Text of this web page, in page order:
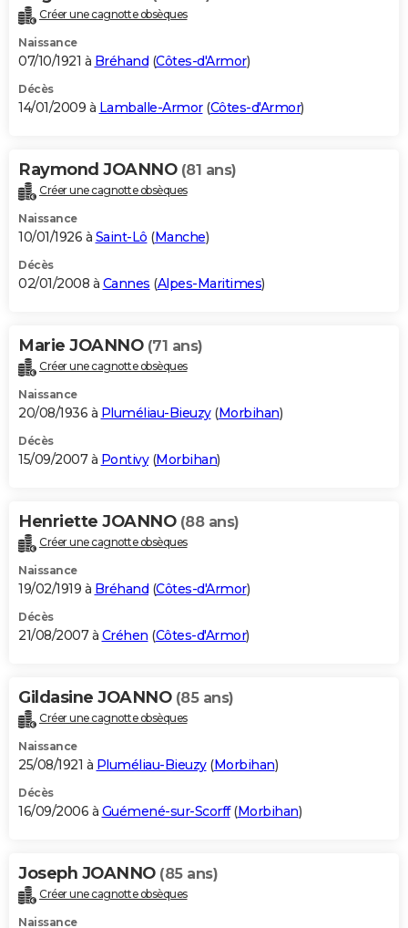
Créer une cagnotte obsèques
Naissance
07/10/1921 à Bréhand (Côtes-d'Armor)
Décès
14/01/2009 à Lamballe-Armor(Côtes-d'Armor)
Raymond JOANNO (81 ans)
Créer une cagnotte obsèques
Naissance
10/01/1926 à Saint-Lô (Manche)
Décès
02/01/2008 à Cannes (Alpes-Maritimes)
Marie JOANNO (71 ans)
Créer une cagnotte obsèques
Naissance
20/08/1936 à Pluméliau-Bieuzy(Morbihan)
Décès
15/09/2007 à Pontivy(Morbihan)
Henriette JOANNO (88 ans)
Créer une cagnotte obsèques
Naissance
19/02/1919 à Bréhand (Côtes-d'Armor)
Décès
21/08/2007 à Créhen (Côtes-d'Armor)
Gildasine JOANNO (85 ans)
Créer une cagnotte obsèques
Naissance
25/08/1921 à Pluméliau-Bieuzy(Morbihan)
Décès
16/09/2006 à Guémené-sur-Scorff(Morbihan)
Joseph JOANNO (85 ans)
Créer une cagnotte obsèques
Naissance